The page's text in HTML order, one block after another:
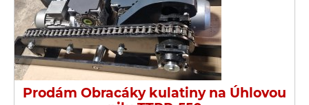
Prodám Obracáky kulatiny na Úhlovou